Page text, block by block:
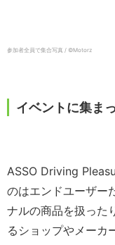
参加者全員で集合写真 / ©️Motorz
イベントに集ま
ASSO Driving
のはエンドユーザー
ナルの商品を扱った
るショップやメーカ